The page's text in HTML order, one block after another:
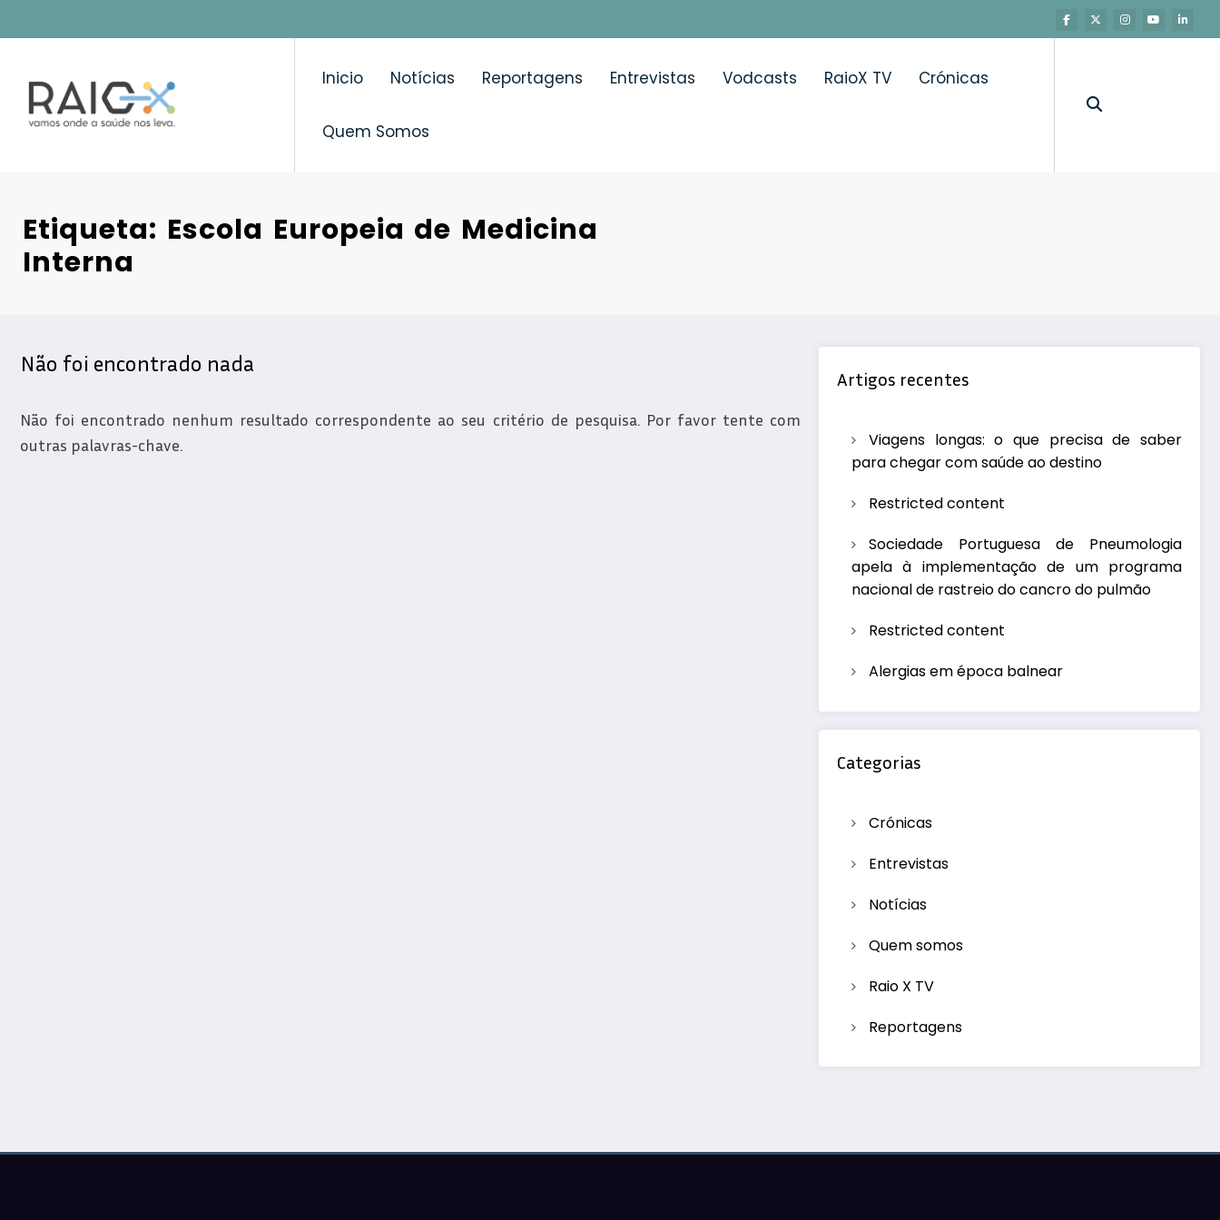
para
conteúdo
Inicio Notícias Reportagens Entrevistas Vodcasts RaioX TV Crónicas
Quem Somos
Etiqueta: Escola Europeia de Medicina
Interna
Não foi encontrado nada
Não foi encontrado nenhum resultado correspondente ao seu critério de pesquisa. Por favor tente com
outras palavras-chave.
Artigos recentes
Viagens longas: o que precisa de saber
para chegar com saúde ao destino
Restricted content
Sociedade Portuguesa de Pneumologia
apela à implementação de um programa
nacional de rastreio do cancro do pulmão
Restricted content
Alergias em época balnear
Categorias
Crónicas
Entrevistas
Notícias
Quem somos
Raio X TV
Reportagens